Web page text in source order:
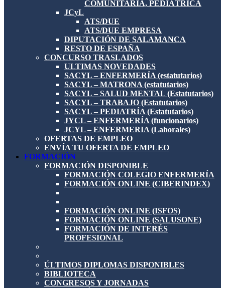
COMUNITARIA, PEDIÁTRICA
JCyL
ATS/DUE
ATS/DUE EMPRESA
DIPUTACIÓN DE SALAMANCA
RESTO DE ESPAÑA
CONCURSO TRASLADOS
ULTIMAS NOVEDADES
SACYL – ENFERMERÍA (estatutarios)
SACYL – MATRONA (estatutarios)
SACYL – SALUD MENTAL (Estatutarios)
SACYL – TRABAJO (Estatutarios)
SACYL – PEDIATRÍA (Estatutarios)
JYCL – ENFERMERÍA (funcionarios)
JCYL – ENFERMERIA (Laborales)
OFERTAS DE EMPLEO
ENVÍA TU OFERTA DE EMPLEO
FORMACIÓN
FORMACIÓN DISPONIBLE
FORMACIÓN COLEGIO ENFERMERÍA
FORMACIÓN ONLINE (CIBERINDEX)
FORMACIÓN ONLINE (ISFOS)
FORMACIÓN ONLINE (SALUSONE)
FORMACIÓN DE INTERÉS
PROFESIONAL
ÚLTIMOS DIPLOMAS DISPONIBLES
BIBLIOTECA
CONGRESOS Y JORNADAS